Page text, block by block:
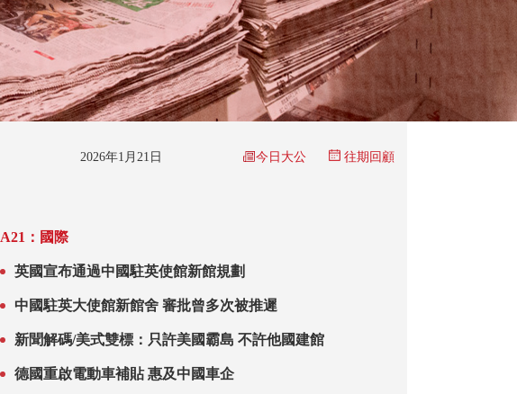
2026年1月21日 今日大公 往期回顧
A21：國際
英國宣布通過中國駐英使館新館規劃
中國駐英大使館新館舍 審批曾多次被推遲
新聞解碼/美式雙標：只許美國霸島 不許他國建館
德國重啟電動車補貼 惠及中國車企